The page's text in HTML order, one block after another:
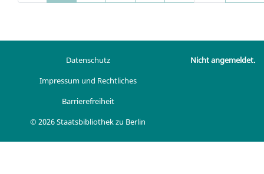
Datenschutz
Impressum und Rechtliches
Barrierefreiheit
© 2026 Staatsbibliothek zu Berlin
Nicht angemeldet.